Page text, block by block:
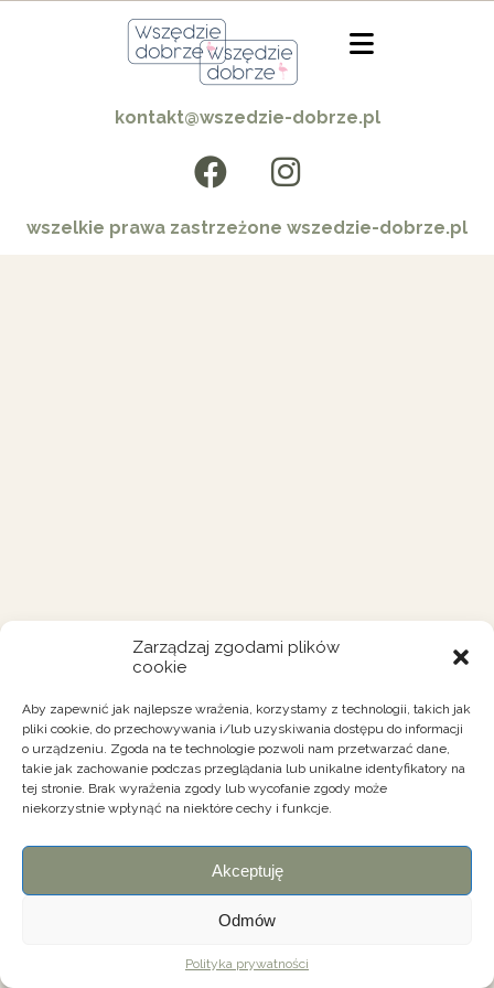
Zarządzaj zgodami plików
cookie
Aby zapewnić jak najlepsze wrażenia, korzystamy z technologii, takich jak
pliki cookie, do przechowywania i/lub uzyskiwania dostępu do informacji
o urządzeniu. Zgoda na te technologie pozwoli nam przetwarzać dane,
takie jak zachowanie podczas przeglądania lub unikalne identyfikatory na
tej stronie. Brak wyrażenia zgody lub wycofanie zgody może
niekorzystnie wpłynąć na niektóre cechy i funkcje.
Akceptuję
Odmów
Polityka prywatności
kontakt@wszedzie-dobrze.pl
wszelkie prawa zastrzeżone wszedzie-dobrze.pl